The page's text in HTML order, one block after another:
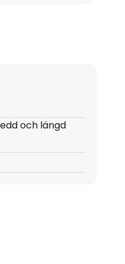
och längd